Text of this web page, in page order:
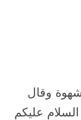
وقال
عليكم